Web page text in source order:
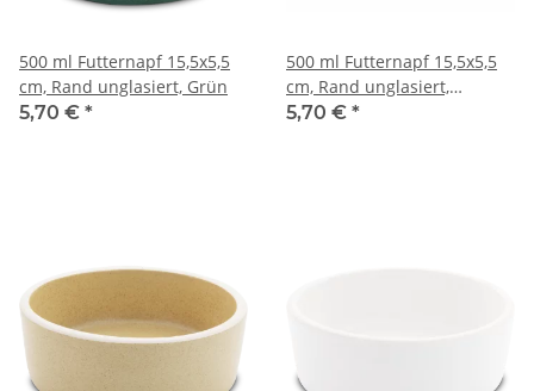
500 ml Futternapf 15,5x5,5
cm, Rand unglasiert, Grün
5,70 € *
500 ml Futternapf 15,5x5,5
cm, Rand unglasiert,
Honigbraun
5,70 € *